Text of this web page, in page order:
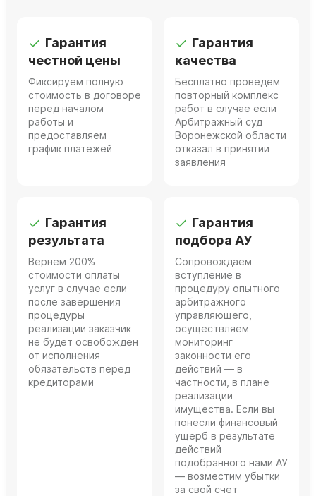
Гарантия
честной цены
Фиксируем полную
стоимость в договоре
перед началом
работы и
предоставляем
график платежей
Гарантия
качества
Бесплатно проведем
повторный комплекс
работ в случае если
Арбитражный суд
Воронежской области
отказал в принятии
заявления
Гарантия
результата
Вернем 200%
стоимости оплаты
услуг в случае если
после завершения
процедуры
реализации заказчик
не будет освобожден
от исполнения
обязательств перед
кредиторами
Гарантия
подбора АУ
Сопровождаем
вступление в
процедуру опытного
арбитражного
управляющего,
осуществляем
мониторинг
законности его
действий — в
частности, в плане
реализации
имущества. Если вы
понесли финансовый
ущерб в результате
действий
подобранного нами АУ
— возместим убытки
за свой счет